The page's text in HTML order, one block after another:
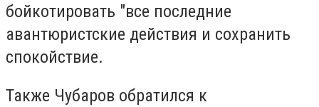
бойкотировать "все последние
авантюристские действия и сохранить
спокойствие.
Также Чубаров обратился к